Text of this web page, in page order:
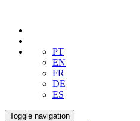
PT
EN
FR
DE
ES
Toggle navigation